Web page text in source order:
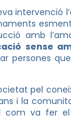
intervenció
amb
sense
persones
pel
i la
com va fer